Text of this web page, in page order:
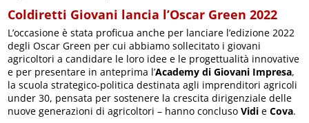
Coldiretti Giovani lancia l’Oscar Green 2022
L’occasione è stata proficua anche per lanciare l’edizione 2022
degli Oscar Green per cui abbiamo sollecitato i giovani
agricoltori a candidare le loro idee e le progettualità innovative
e per presentare in anteprima l’Academy di Giovani Impresa,
la scuola strategico-politica destinata agli imprenditori agricoli
under 30, pensata per sostenere la crescita dirigenziale delle
nuove generazioni di agricoltori – hanno conclusoVidi eCova.